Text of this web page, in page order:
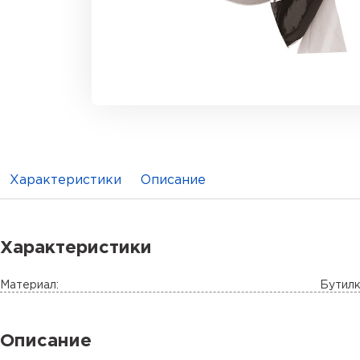
Характеристики Описание
Характеристики
Материал:
Описание